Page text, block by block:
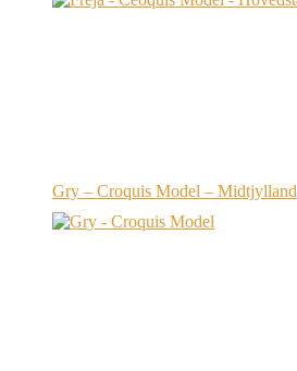
Gry – Croquis Model – Midtjylland